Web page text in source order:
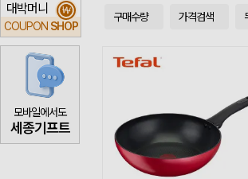
대박머니
COUPON SHOP
₩
모바일에서도
세종기프트
구매수량 가격검색